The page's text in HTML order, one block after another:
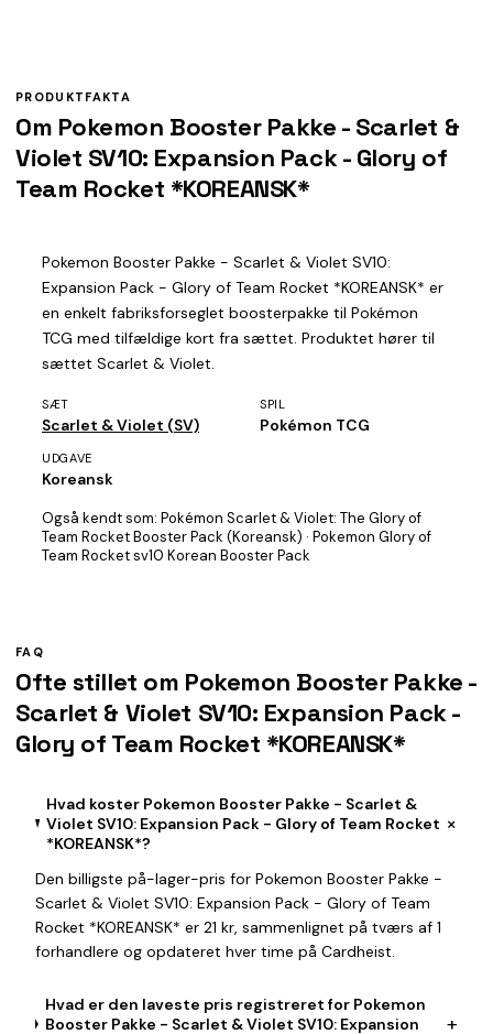
PRODUKTFAKTA
Om Pokemon Booster Pakke - Scarlet &
Violet SV10: Expansion Pack - Glory of
Team Rocket *KOREANSK*
Pokemon Booster Pakke - Scarlet & Violet SV10:
Expansion Pack - Glory of Team Rocket *KOREANSK* er
en enkelt fabriksforseglet boosterpakke til Pokémon
TCG med tilfældige kort fra sættet. Produktet hører til
sættet Scarlet & Violet.
SÆT
Scarlet & Violet (SV)
SPIL
Pokémon TCG
UDGAVE
Koreansk
Også kendt som: Pokémon Scarlet & Violet: The Glory of
Team Rocket Booster Pack (Koreansk) · Pokemon Glory of
Team Rocket sv10 Korean Booster Pack
FAQ
Ofte stillet om Pokemon Booster Pakke -
Scarlet & Violet SV10: Expansion Pack -
Glory of Team Rocket *KOREANSK*
Hvad koster Pokemon Booster Pakke - Scarlet &
Violet SV10: Expansion Pack - Glory of Team Rocket
*KOREANSK*?
+
Den billigste på-lager-pris for Pokemon Booster Pakke -
Scarlet & Violet SV10: Expansion Pack - Glory of Team
Rocket *KOREANSK* er 21 kr, sammenlignet på tværs af 1
forhandlere og opdateret hver time på Cardheist.
Hvad er den laveste pris registreret for Pokemon
Booster Pakke - Scarlet & Violet SV10: Expansion
+